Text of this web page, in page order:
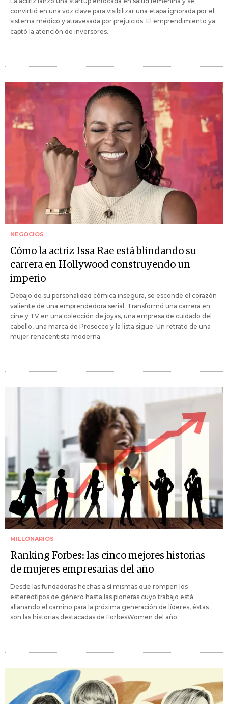
convirtió en una voz clave para visibilizar una etapa ignorada por el
sistema médico y atravesada por prejuicios. El emprendimiento ya
captó la atención de inversores.
NEGOCIOS
Cómo la actriz Issa Rae está blindando su
carrera en Hollywood construyendo un
imperio
Debajo de su personalidad cómica insegura, se esconde el corazón
valiente de una emprendedora serial. Transformó una carrera en
cine y TV en una colección de joyas, una empresa de cuidado del
cabello, una marca de Prosecco y la lista sigue. Un retrato de una
mujer renacentista moderna.
MILLONARIOS
Ranking Forbes: las cinco mejores historias
de mujeres empresarias del año
Desde las fundadoras hechas a sí mismas que rompen los
estereotipos de género hasta las pioneras cuyo trabajo está
allanando el camino para la próxima generación de líderes, éstas
son las historias destacadas de ForbesWomen del año.